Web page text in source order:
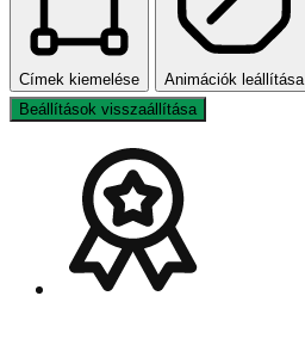
Címek kiemelése Animációk leállítása
Beállítások visszaállítása